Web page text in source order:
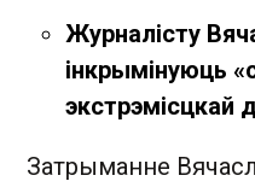
Журналісту
інкрымінуюць
экстрэмісцкай
Затрыманне